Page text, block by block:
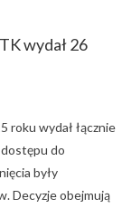
wydał 26
roku wydał łącznie
do
były
Decyzje obejmują